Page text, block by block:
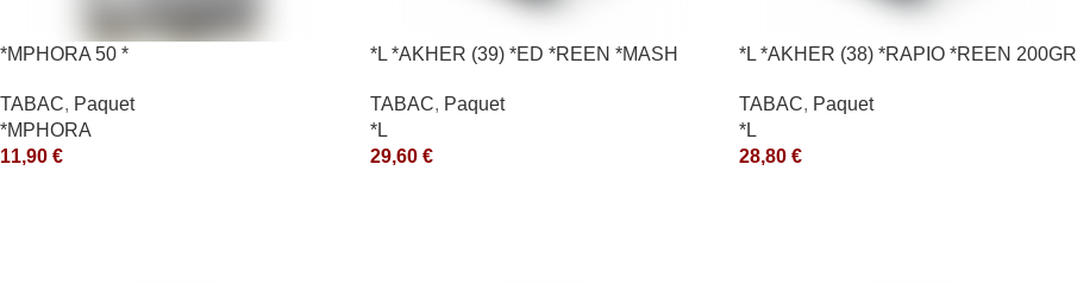
*MPHORA 50 *
TABAC, Paquet
*MPHORA
11,90 €
*L *AKHER (39) *ED *REEN *MASH
TABAC, Paquet
*L
29,60 €
*L *AKHER (38) *RAPIO *REEN 200GR
TABAC, Paquet
*L
28,80 €